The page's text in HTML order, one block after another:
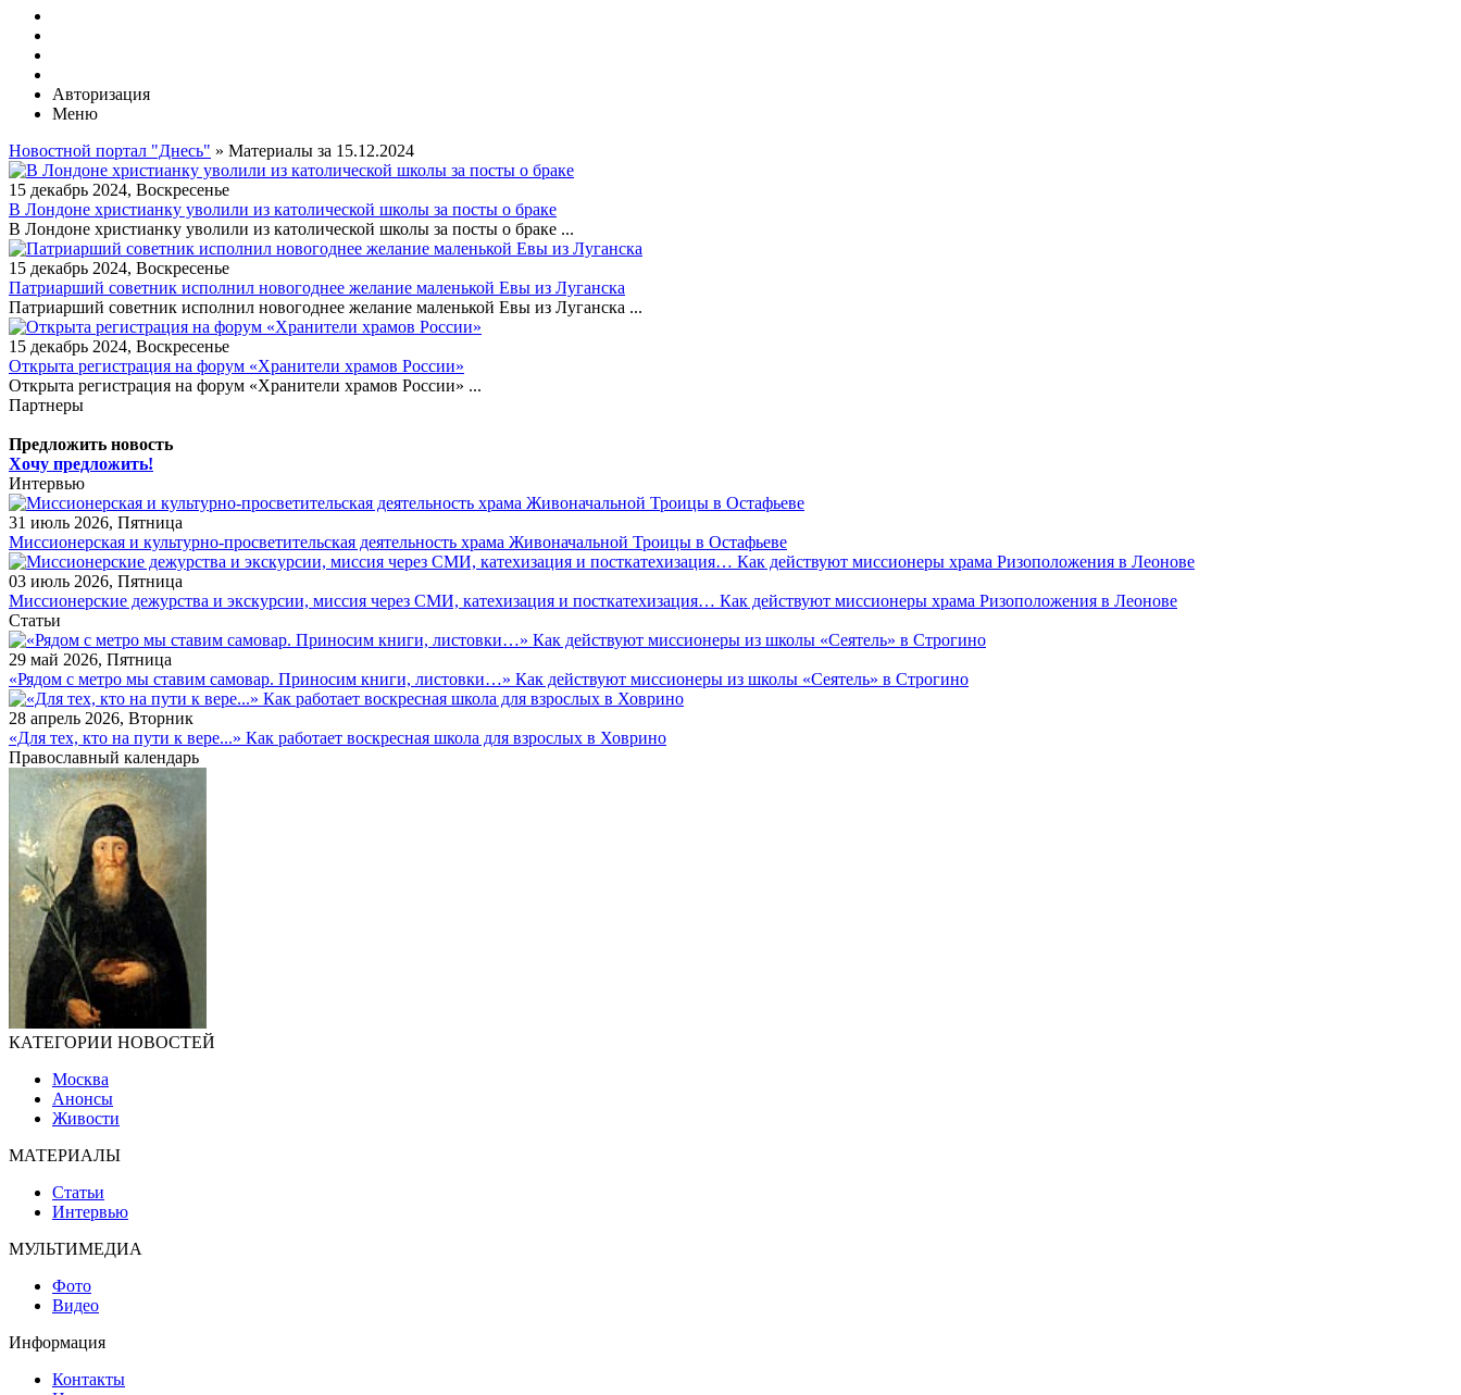
Авторизация
Меню
Новостной портал "Днесь" » Материалы за 15.12.2024
15 декабрь 2024, Воскресенье
В Лондоне христианку уволили из католической школы за посты о браке
В Лондоне христианку уволили из католической школы за посты о браке ...
15 декабрь 2024, Воскресенье
Патриарший советник исполнил новогоднее желание маленькой Евы из Луганска
Патриарший советник исполнил новогоднее желание маленькой Евы из Луганска ...
15 декабрь 2024, Воскресенье
Открыта регистрация на форум «Хранители храмов России»
Открыта регистрация на форум «Хранители храмов России» ...
Партнеры
Предложить новость
Хочу предложить!
Интервью
31 июль 2026, Пятница
Миссионерская и культурно-просветительская деятельность храма Живоначальной Троицы в Остафьеве
03 июль 2026, Пятница
Миссионерские дежурства и экскурсии, миссия через СМИ, катехизация и посткатехизация… Как действуют миссионеры храма Ризоположения в Леонове
Статьи
29 май 2026, Пятница
«Рядом с метро мы ставим самовар. Приносим книги, листовки…» Как действуют миссионеры из школы «Сеятель» в Строгино
28 апрель 2026, Вторник
«Для тех, кто на пути к вере...» Как работает воскресная школа для взрослых в Ховрино
Православный календарь
КАТЕГОРИИ НОВОСТЕЙ
Москва
Анонсы
Живости
МАТЕРИАЛЫ
Статьи
Интервью
МУЛЬТИМЕДИА
Фото
Видео
Информация
Контакты